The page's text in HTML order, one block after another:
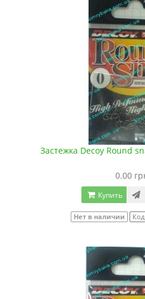
Застежка Decoy Round
0.00
Купить
Нет в наличии